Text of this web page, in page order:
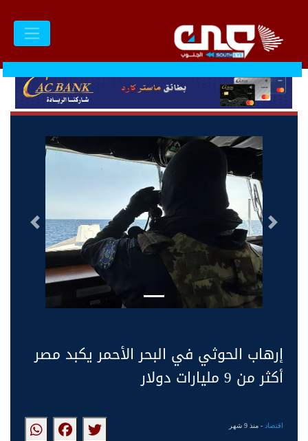
التالى السابق
إرهاب الحوثي في البحر الأحمر يكبد مصر
أكثر من 9 مليارات دولار
اقتصاد - منذ 9 شهر